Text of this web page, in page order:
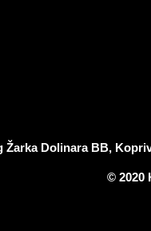
Žarka Dolinara BB,
© 2020